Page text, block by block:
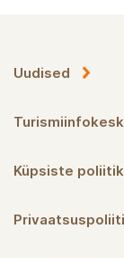
Uudised
Küpsiste